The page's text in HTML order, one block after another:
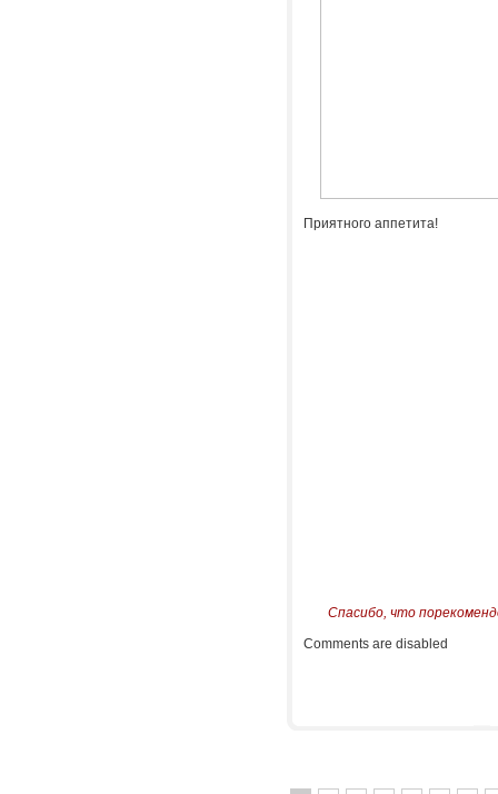
Приятного аппетита!
Спасибо, что
Comments are disabled